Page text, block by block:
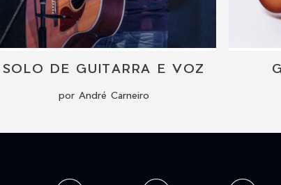
SOLO DE GUITARRA E VOZ
por André Carneiro